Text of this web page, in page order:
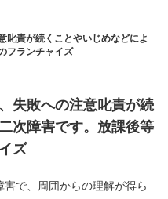
叱責が続くことやいじめなどによ
フランチャイズ
失敗への注意叱責が続
次障害です。放課後等
ズ
で、周囲からの理解が得ら